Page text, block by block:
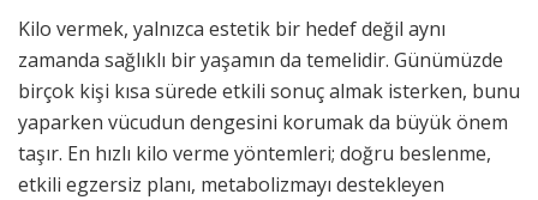
Kilo vermek, yalnızca estetik bir hedef değil aynı
zamanda sağlıklı bir yaşamın da temelidir. Günümüzde
birçok kişi kısa sürede etkili sonuç almak isterken, bunu
yaparken vücudun dengesini korumak da büyük önem
taşır. En hızlı kilo verme yöntemleri; doğru beslenme,
etkili egzersiz planı, metabolizmayı destekleyen